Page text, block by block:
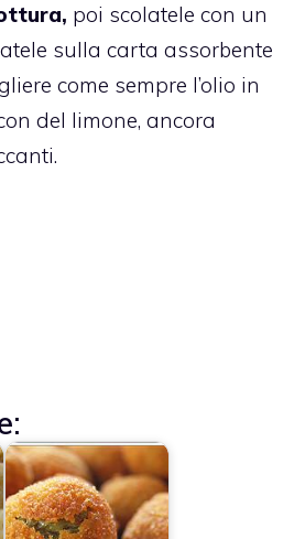
poi scolatele con un
sulla carta assorbente
come sempre l’olio in
del limone, ancora